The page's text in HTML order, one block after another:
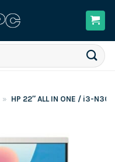
» HP 22″ ALL IN ONE / i3-